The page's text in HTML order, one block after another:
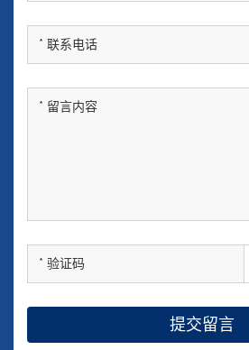
提交留言